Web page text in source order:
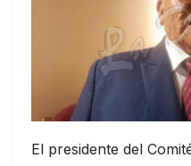
El presidente del